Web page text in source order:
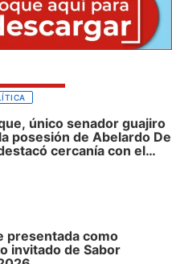
único senador guajiro
posesión de Abelardo De
cercanía con el
presentada como
invitado de Sabor